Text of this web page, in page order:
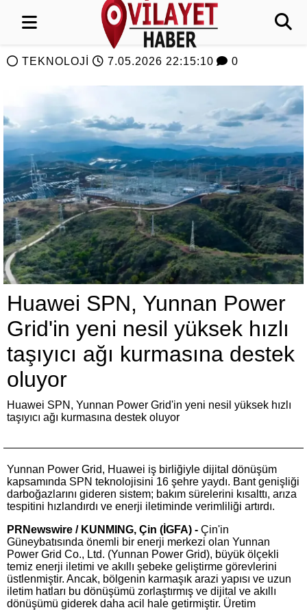
TEKNOLOJİ 7.05.2026 22:15:10 0
Huawei SPN, Yunnan Power
Grid'in yeni nesil yüksek hızlı
taşıyıcı ağı kurmasına destek
oluyor
Huawei SPN, Yunnan Power Grid'in yeni nesil yüksek hızlı
taşıyıcı ağı kurmasına destek oluyor
Yunnan Power Grid, Huawei iş birliğiyle dijital dönüşüm
kapsamında SPN teknolojisini 16 şehre yaydı. Bant genişliği
darboğazlarını gideren sistem; bakım sürelerini kısalttı, arıza
tespitini hızlandırdı ve enerji iletiminde verimliliği artırdı.
PRNewswire / KUNMING, Çin (İGFA) - Çin'in
Güneybatısında önemli bir enerji merkezi olan Yunnan
Power Grid Co., Ltd. (Yunnan Power Grid), büyük ölçekli
temiz enerji iletimi ve akıllı şebeke geliştirme görevlerini
üstlenmiştir. Ancak, bölgenin karmaşık arazi yapısı ve uzun
iletim hatları bu dönüşümü zorlaştırmış ve dijital ve akıllı
dönüşümü giderek daha acil hale getirmiştir. Üretim